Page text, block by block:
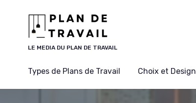
LE MEDIA DU PLAN DE TRAVAIL
Types de Plans de Travail Choix et Design